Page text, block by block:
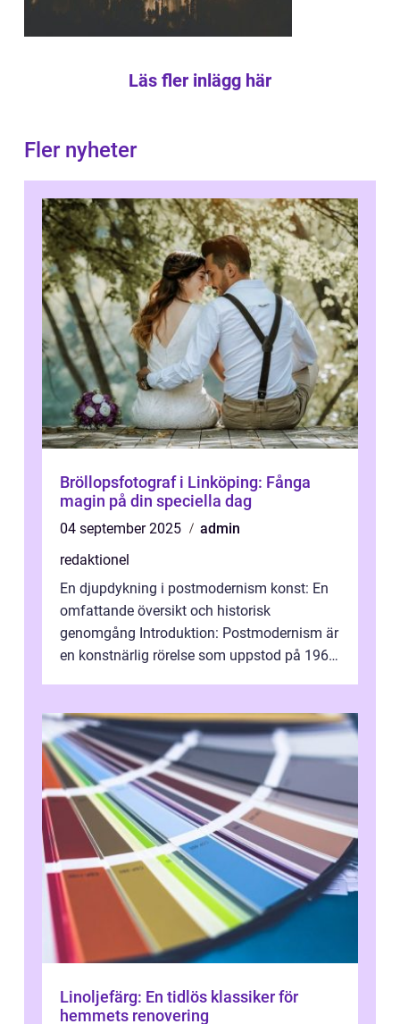
Läs fler inlägg här
Fler nyheter
Bröllopsfotograf i Linköping: Fånga
magin på din speciella dag
04 september 2025
admin
redaktionel
En djupdykning i postmodernism konst: En
omfattande översikt och historisk
genomgång Introduktion: Postmodernism är
en konstnärlig rörelse som uppstod på 1960-
Linoljefärg: En tidlös klassiker för
hemmets renovering